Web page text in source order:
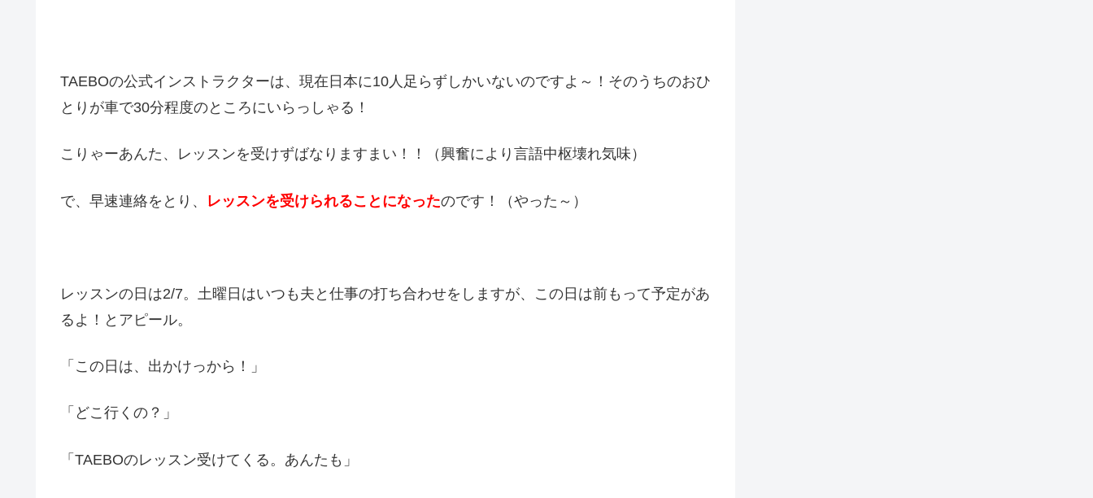
TAEBOの公式インストラクターは、現在日本に10人足らずしかいないのですよ～！そのうちのおひ
とりが車で30分程度のところにいらっしゃる！
こりゃーあんた、レッスンを受けずばなりますまい！！（興奮により言語中枢壊れ気味）
で、早速連絡をとり、 レッスンを受けられることになったのです！（やった～）
レッスンの日は2/7。土曜日はいつも夫と仕事の打ち合わせをしますが、この日は前もって予定があ
るよ！とアピール。
「この日は、出かけっから！」
「どこ行くの？」
「TAEBOのレッスン受けてくる。あんたも」